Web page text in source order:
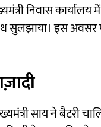
निवास कार्यालय
सुलझाया। इस अवसर
साय ने बैटरी